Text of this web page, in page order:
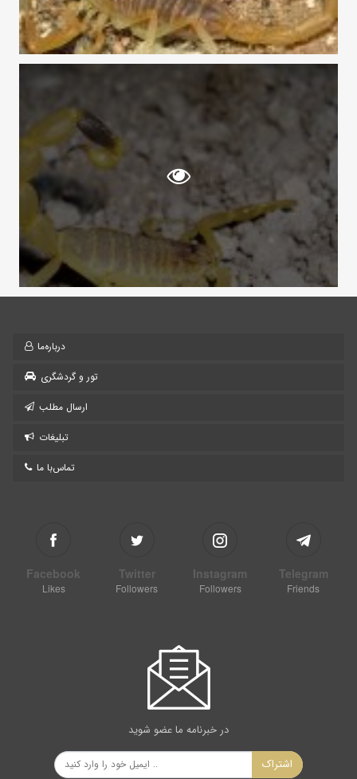
درباره‌ما
تور و گردشگری
ارسال مطلب
تبلیغات
تماس‌با ما
Facebook
Likes
Twitter
Followers
Instagram
Followers
Telegram
Friends
در خبرنامه ما عضو شوید
اشتراک